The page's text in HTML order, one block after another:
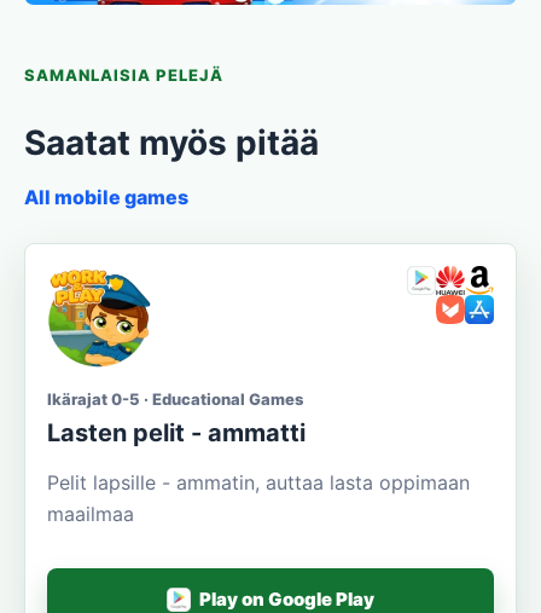
SAMANLAISIA PELEJÄ
Saatat myös pitää
All mobile games
Ikärajat 0-5 · Educational Games
Lasten pelit - ammatti
Pelit lapsille - ammatin, auttaa lasta oppimaan
maailmaa
Play on Google Play